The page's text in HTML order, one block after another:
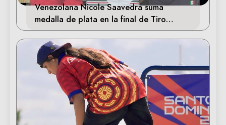
Venezolana Nicole Saavedra suma
medalla de plata en la final de Tiro
Deportivo